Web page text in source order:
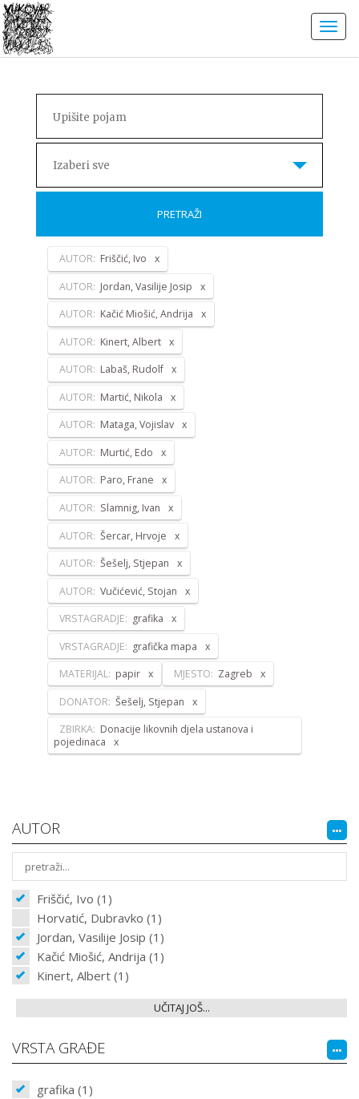
Izaberi sve
PRETRAŽI
AUTOR: Friščić, Ivo
AUTOR: Jordan, Vasilije Josip
AUTOR: Kačić Miošić, Andrija
AUTOR: Kinert, Albert
AUTOR: Labaš, Rudolf
AUTOR: Martić, Nikola
AUTOR: Mataga, Vojislav
AUTOR: Murtić, Edo
AUTOR: Paro, Frane
AUTOR: Slamnig, Ivan
AUTOR: Šercar, Hrvoje
AUTOR: Šešelj, Stjepan
AUTOR: Vučićević, Stojan
VRSTAGRADJE: grafika
VRSTAGRADJE: grafička mapa
MATERIJAL: papir MJESTO: Zagreb
DONATOR: Šešelj, Stjepan
ZBIRKA: Donacije likovnih djela ustanova i
pojedinaca
AUTOR
Friščić, Ivo (1)
Horvatić, Dubravko (1)
Jordan, Vasilije Josip (1)
Kačić Miošić, Andrija (1)
Kinert, Albert (1)
UČITAJ JOŠ...
VRSTA GRAĐE
grafika (1)